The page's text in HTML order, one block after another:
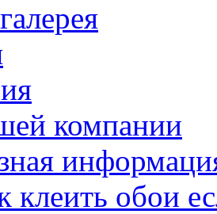
компании
клеить обои